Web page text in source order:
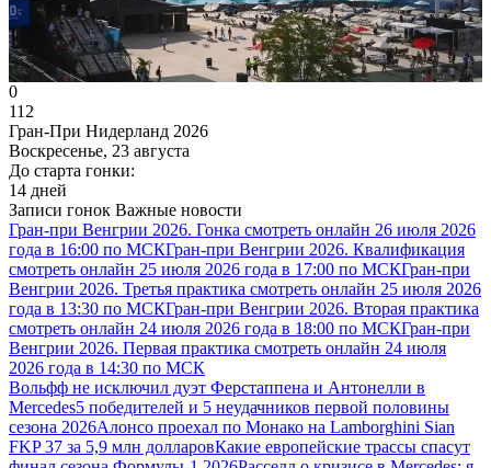
0
112
Гран-При Нидерланд 2026
Воскресенье, 23 августа
До старта гонки:
14 дней
Записи гонок Важные новости
Гран-при Венгрии 2026. Гонка смотреть онлайн 26 июля 2026
года в 16:00 по МСКГран-при Венгрии 2026. Квалификация
смотреть онлайн 25 июля 2026 года в 17:00 по МСКГран-при
Венгрии 2026. Третья практика смотреть онлайн 25 июля 2026
года в 13:30 по МСКГран-при Венгрии 2026. Вторая практика
смотреть онлайн 24 июля 2026 года в 18:00 по МСКГран-при
Венгрии 2026. Первая практика смотреть онлайн 24 июля
2026 года в 14:30 по МСК
Вольфф не исключил дуэт Ферстаппена и Антонелли в
Mercedes5 победителей и 5 неудачников первой половины
сезона 2026Алонсо проехал по Монако на Lamborghini Sian
FKP 37 за 5,9 млн долларовКакие европейские трассы спасут